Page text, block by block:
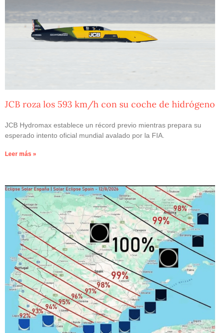
JCB roza los 593 km/h con su coche de hidrógeno
JCB Hydromax establece un récord previo mientras prepara su
esperado intento oficial mundial avalado por la FIA.
Leer más »